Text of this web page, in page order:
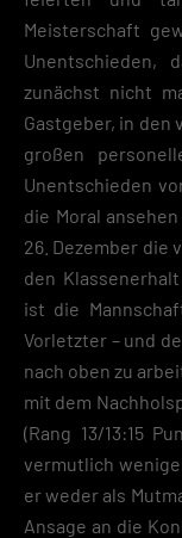
Meisterschaft
Unentschieden,
zunächst nicht
Gastgeber, in den
großen
Unentschieden
die Moral
26. Dezember die
den
ist die
Vorletzter – und
nach oben zu
mit dem
(Rang 13/13:15
vermutlich
er weder als
Ansage an die